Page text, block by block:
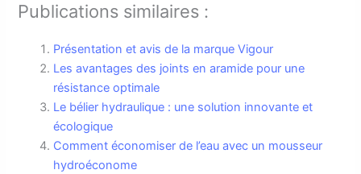
Publications similaires :
Présentation et avis de la marque Vigour
Les avantages des joints en aramide pour une
résistance optimale
Le bélier hydraulique : une solution innovante et
écologique
Comment économiser de l’eau avec un mousseur
hydroéconome